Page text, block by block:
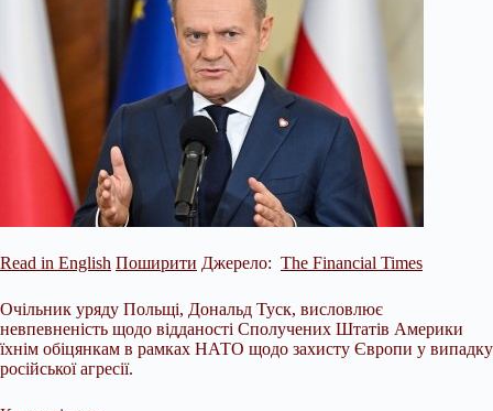
Read in English Поширити Джерело: The Financial Times
Очільник уряду Польщі, Дональд Туск, висловлює
невпевненість щодо відданості Сполучених Штатів Америки
їхнім обіцянкам в рамках НАТО щодо захисту Європи у випадку
російської агресії.